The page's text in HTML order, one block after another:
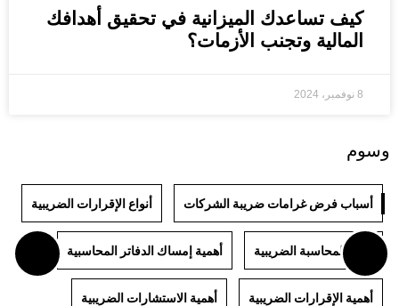
كيف تساعدك الميزانية في تحقيق أهدافك
المالية وتجنب الأزمات؟
8 نوفمبر، 2024
وسوم
أسباب فرض غرامات ضريبة الشركات أنواع الإقرارات الضريبية
أنواع المحاسبة الضريبية أهمية إمساك الدفاتر المحاسبية
أهمية الإقرارات الضريبية أهمية الاستشارات الضريبية